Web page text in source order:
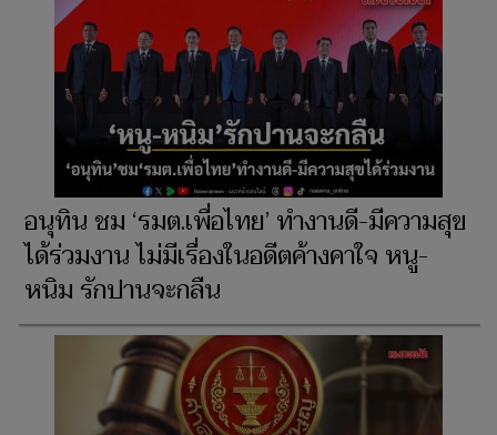
อนุทิน ชม ‘รมต.เพื่อไทย’ ทำงานดี-มีความสุข
ได้ร่วมงาน ไม่มีเรื่องในอดีตค้างคาใจ หนู-
หนิม รักปานจะกลืน